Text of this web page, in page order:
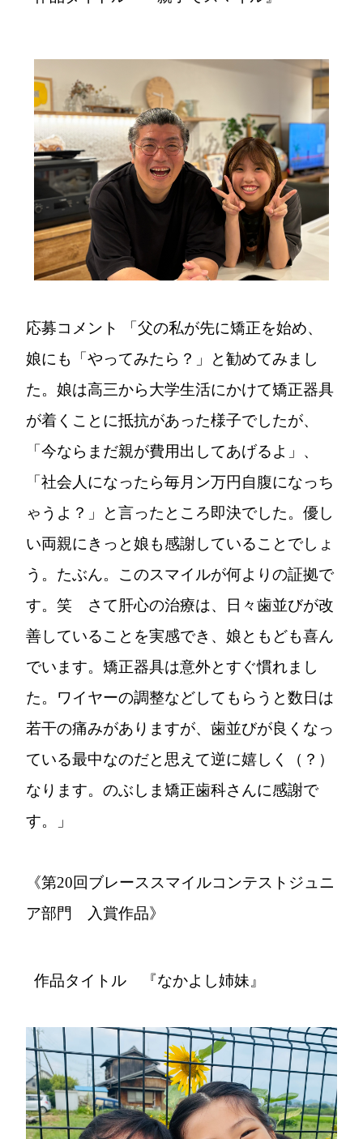
応募コメント
「父の私が先に矯正を始め、
娘にも「やってみたら？」と勧めてみまし
た。娘は高三から大学生活にかけて矯正器具
が着くことに抵抗があった様子でしたが、
「今ならまだ親が費用出してあげるよ」、
「社会人になったら毎月ン万円自腹になっち
ゃうよ？」と言ったところ即決でした。優し
い両親にきっと娘も感謝していることでしょ
う。たぶん。このスマイルが何よりの証拠で
す。笑 さて肝心の治療は、日々歯並びが改
善していることを実感でき、娘ともども喜ん
でいます。矯正器具は意外とすぐ慣れまし
た。ワイヤーの調整などしてもらうと数日は
若干の痛みがありますが、歯並びが良くなっ
ている最中なのだと思えて逆に嬉しく（？）
なります。のぶしま矯正歯科さんに感謝で
す。」
《第20回ブレーススマイルコンテストジュニ
ア部門 入賞作品》
作品タイトル 『なかよし姉妹』